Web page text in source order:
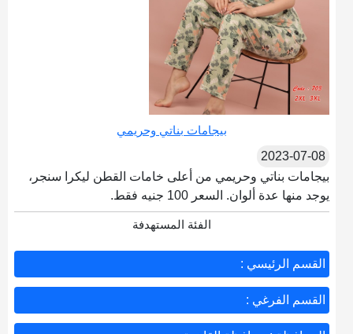
بيجامات بناتي وحريمي
2023-07-08
بيجامات بناتي وحريمي من أعلى خامات القطن ليكرا سنجر،
يوجد منها عدة ألوان. السعر 100 جنيه فقط.
الفئة المستهدفة
القسم الرئيسي :
القسم الفرغي :